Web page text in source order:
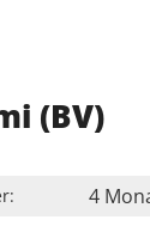
(BV)
4